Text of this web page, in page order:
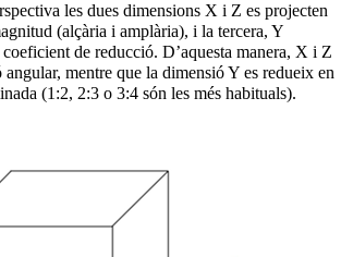
les dues dimensions X i Z es projecten
(alçària i amplària), i la tercera, Y
de reducció. D’aquesta manera, X i Z
angular, mentre que la dimensió Y es redueix en
(1:2, 2:3 o 3:4 són les més habituals).